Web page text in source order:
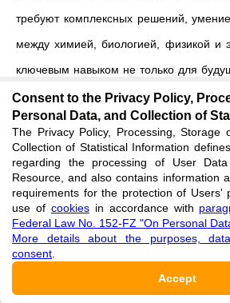
требуют комплексных решений,
между химией, биологией, физикой и
ключевым навыком не только для
каждого гражданина, ответственного за
Образование, ориентированное на
помогает формировать у школьников
сложных процессов, но и заботу о
мышление и способность искать
Внедрение современных
практических методов делает
интересным, мотивирующим и
Consent to the Privacy Policy,
Personal Data, and Collection of
The Privacy Policy, Processing, Storage
Collection of Statistical Information
regarding the processing of User
Resource, and also contains information
requirements for the protection of Users'
use of cookiesin accordance with
Federal Law No. 152-FZ "On Personal
More details about the purposes,
consent
Accept